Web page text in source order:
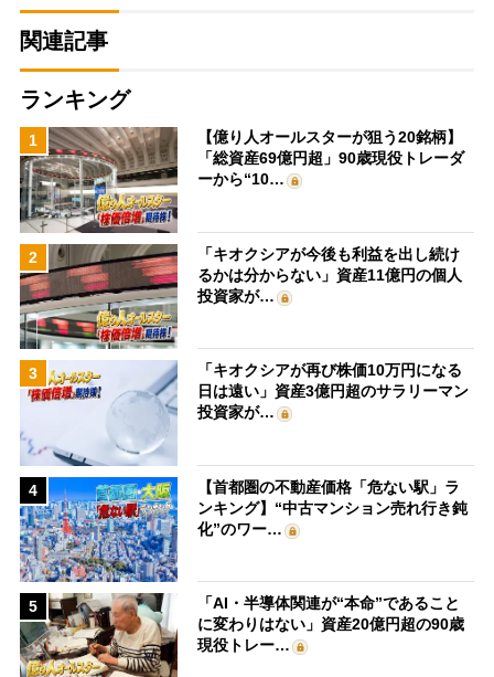
関連記事
ランキング
1
【億り人オールスターが狙う20銘柄】
「総資産69億円超」90歳現役トレーダ
ーから“10…
2
「キオクシアが今後も利益を出し続け
るかは分からない」資産11億円の個人
投資家が…
3
「キオクシアが再び株価10万円になる
日は遠い」資産3億円超のサラリーマン
投資家が…
4
【首都圏の不動産価格「危ない駅」ラ
ンキング】“中古マンション売れ行き鈍
化”のワー…
5
「AI・半導体関連が“本命”であること
に変わりはない」資産20億円超の90歳
現役トレー…